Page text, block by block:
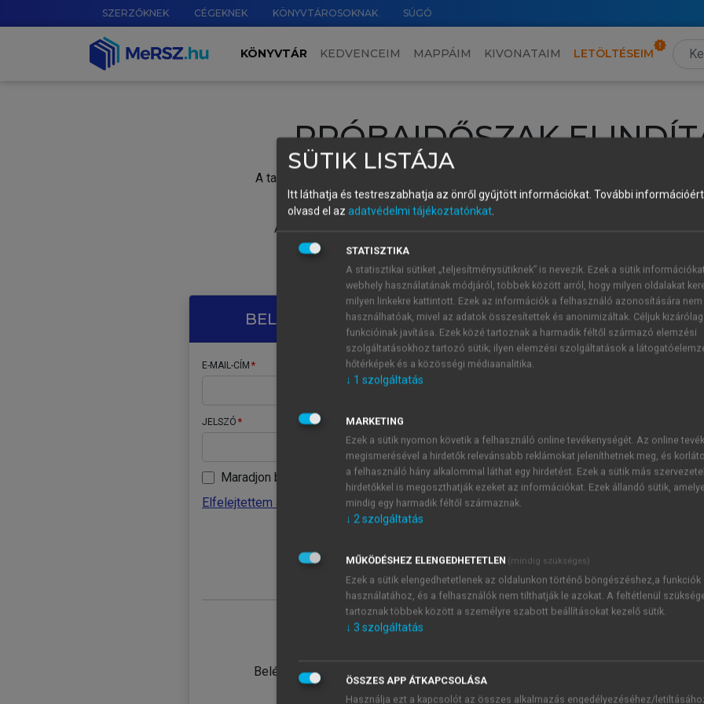
SZERZŐKNEK CÉGEKNEK KÖNYVTÁROSOKNAK SÚGÓ
KÖNYVTÁR KEDVENCEIM MAPPÁIM KIVONATAIM LETÖLTÉSEIM
PRÓBAIDŐSZAK
A tartalom megtekintéséhez lépj be a saját fiókoddal, iskolai azonosítóddal vagy
Új felhasználóként1 óra díjmentes hozzáférésrevagy
A próbaidőszak elindításához,
vagy hozz
A regisztráció után a
BELÉPÉS SAJÁT FIÓKKAL
E-MAIL-CÍM
JELSZÓ
Maradjon belépve
Elfelejtettem a jelszavamat
Belépés intézményi azonosítóval
ÚJ FIÓK
1 óra
JELSZÓ
Kérek értesítést a MeRSZ
Kérek értesítést az
SÜTIK LISTÁJA
Itt láthatja és testreszabhatja az önről gyűjtött információkat. További
olvasd el az adatvédelmi tájékoztatónkat.
STATISZTIKA
A statisztikai sütiket „teljesítménysütiknek” is nevezik. Ezek a sütik
webhely használatának módjáról, többek között arról, hogy milyen oldalakat
milyen linkekre kattintott. Ezek az információk a felhasználó azonosítására nem
használhatóak, mivel az adatok összesítettek és anonimizáltak. Céljuk
funkcióinak javítása. Ezek közé tartoznak a harmadik féltől származó elemzési
szolgáltatásokhoz tartozó sütik; ilyen elemzési szolgáltatások a
hőtérképek és a közösségi médiaanalitika.
↓ 1 szolgáltatás
MARKETING
Ezek a sütik nyomon követik a felhasználó online tevékenységét. Az online
megismerésével a hirdetők relevánsabb reklámokat jeleníthetnek meg, és
a felhasználó hány alkalommal láthat egy hirdetést. Ezek a sütik más
hirdetőkkel is megoszthatják ezeket az információkat. Ezek állandó sütik,
mindig egy harmadik féltől származnak.
↓ 2szolgáltatás
MŰKÖDÉSHEZ ELENGEDHETETLEN (mindig szükséges)
Ezek a sütik elengedhetetlenek az oldalunkon történő böngészéshez,a funkciók
használatához, és a felhasználók nem tilthatják le azokat. A feltétlenül
tartoznak többek között a személyre szabott beállításokat kezelő sütik.
↓ 3 szolgáltatás
ÖSSZES APP ÁTKAPCSOLÁSA
Használja ezt a kapcsolót az összes alkalmazás engedélyezéséhez/